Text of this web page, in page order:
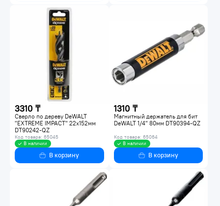
3310 ₸
Сверло по дереву DeWALT
"EXTREME IMPACT" 22x152мм
DT90242-QZ
Код товара: 65045
В наличии
В корзину
1310 ₸
Магнитный держатель для бит
DeWALT 1/4" 80мм DT90394-QZ
Код товара: 65064
В наличии
В корзину